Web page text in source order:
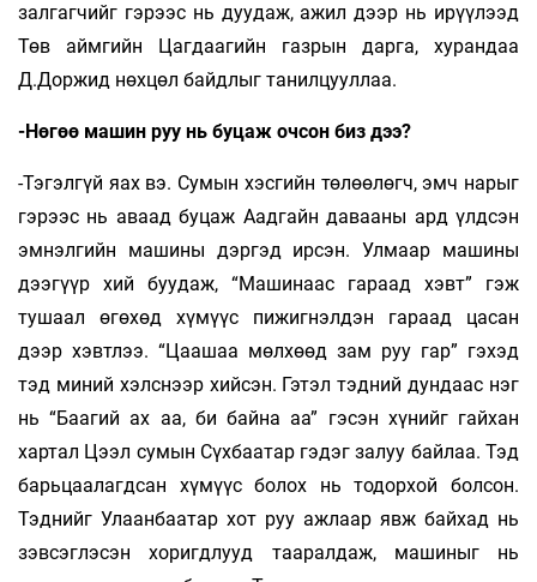
залгагчийг гэрээс нь дуудаж, ажил дээр нь ирүүлээд
Төв аймгийн Цагдаагийн газрын дарга, хурандаа
Д.Доржид нөхцөл байдлыг танилцууллаа.
-Нөгөө машин руу нь буцаж очсон биз дээ?
-Тэгэлгүй яах вэ. Сумын хэсгийн төлөөлөгч, эмч нарыг
гэрээс нь аваад буцаж Аадгайн давааны ард үлдсэн
эмнэлгийн машины дэргэд ирсэн. Улмаар машины
дээгүүр хий буудаж, “Машинаас гараад хэвт” гэж
тушаал өгөхөд хүмүүс пижигнэлдэн гараад цасан
дээр хэвтлээ. “Цаашаа мөлхөөд зам руу гар” гэхэд
тэд миний хэлснээр хийсэн. Гэтэл тэдний дундаас нэг
нь “Баагий ах аа, би байна аа” гэсэн хүнийг гайхан
хартал Цээл сумын Сүхбаатар гэдэг залуу байлаа. Тэд
барьцаалагдсан хүмүүс болох нь тодорхой болсон.
Тэднийг Улаанбаатар хот руу ажлаар явж байхад нь
зэвсэглэсэн хоригдлууд тааралдаж, машиныг нь